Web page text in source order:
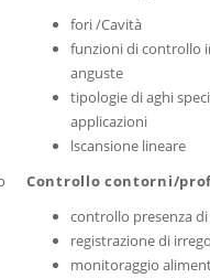
fori /Cavità
funzioni di controllo
anguste
tipologie di aghi
applicazioni
lscansione lineare
Controllo contorni/
controllo presenza
registrazione di
monitoraggio